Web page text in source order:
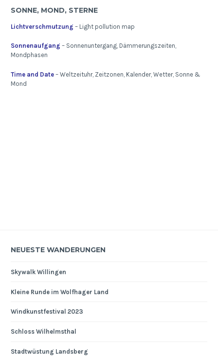
SONNE, MOND, STERNE
Lichtverschmutzung – Light pollution map
Sonnenaufgang – Sonnenuntergang, Dämmerungszeiten,
Mondphasen
Time and Date – Weltzeituhr, Zeitzonen, Kalender, Wetter, Sonne &
Mond
NEUESTE WANDERUNGEN
Skywalk Willingen
Kleine Runde im Wolfhager Land
Windkunstfestival 2023
Schloss Wilhelmsthal
Stadtwüstung Landsberg